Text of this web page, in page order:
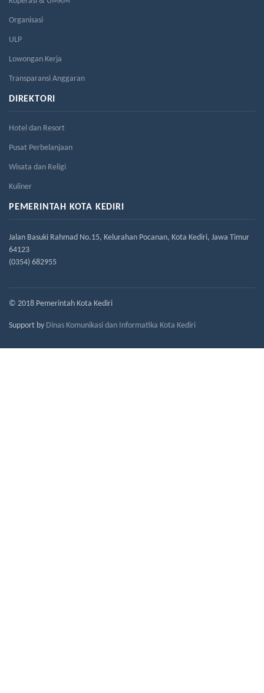
Organisasi
ULP
Lowongan Kerja
Transparansi Anggaran
DIREKTORI
Hotel dan Resort
Pusat Perbelanjaan
Wisata dan Religi
Kuliner
PEMERINTAH KOTA KEDIRI
Jalan Basuki Rahmad No.15, Kelurahan Pocanan, Kota Kediri, Jawa Timur
64123
(0354) 682955
© 2018 Pemerintah Kota Kediri
Support by Dinas Komunikasi dan Informatika Kota Kediri